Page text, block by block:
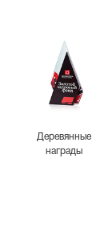
Деревянные
награды